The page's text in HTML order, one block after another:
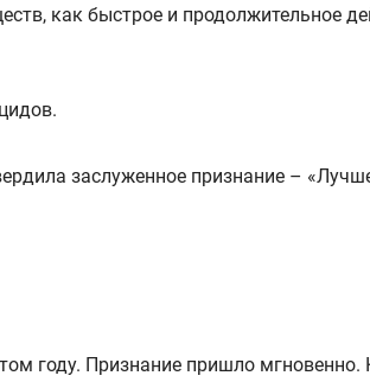
как быстрое и продолжительное
заслуженное признание –
году. Признание пришло мгновенно.